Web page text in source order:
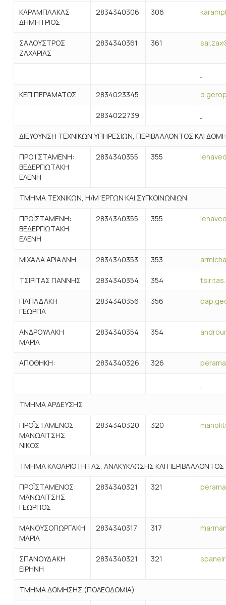
ΚΑΡΑΜΠΛΑΚΑΣ
ΔΗΜΗΤΡΙΟΣ
2834340306 306
ΣΑΛΟΥΣΤΡΟΣ
ΖΑΧΑΡΙΑΣ
2834340361 361
ΚΕΠ ΠΕΡΑΜΑΤΟΣ 2834023345
2834022739
ΔΙΕΥΘΥΝΣΗ ΤΕΧΝΙΚΩΝ ΥΠΗΡΕΣΙΩΝ, ΠΕΡΙΒΑΛΛΟΝΤΟΣ ΚΑΙ
ΠΡΟ’Ι’ΣΤΑΜΕΝΗ:
ΒΕΔΕΡΓΙΩΤΑΚΗ
ΕΛΕΝΗ
2834340355 355
ΤΜΗΜΑ ΤΕΧΝΙΚΩΝ, Η/Μ ΈΡΓΩΝ ΚΑΙ ΣΥΓΚΟΙΝΩΝΙΩΝ
ΠΡΟΪΣΤΑΜΕΝΗ:
ΒΕΔΕΡΓΙΩΤΑΚΗ
ΕΛΕΝΗ
2834340355 355
ΜΙΧΑΛΑ ΑΡΙΑΔΝΗ 2834340353 353
ΤΣΙΡΙΤΑΣ ΓΙΑΝΝΗΣ 2834340354 354
ΠΑΠΑΔΑΚΗ
ΓΕΩΡΓΙΑ
2834340356 356
ΑΝΔΡΟΥΛΑΚΗ
ΜΑΡΙΑ
2834340354 354
ΑΠΟΘΗΚΗ: 2834340326 326
ΤΜΗΜΑ ΑΡΔΕΥΣΗΣ
ΠΡΟΪΣΤΑΜΕΝΟΣ:
ΜΑΝΩΛΙΤΣΗΣ
ΝΙΚΟΣ
2834340320 320
ΤΜΗΜΑ ΚΑΘΑΡΙΟΤΗΤΑΣ, ΑΝΑΚΥΚΛΩΣΗΣ ΚΑΙ ΠΕΡΙΒΑΛΛΟΝΤΟΣ
ΠΡΟΪΣΤΑΜΕΝΟΣ:
ΜΑΝΩΛΙΤΣΗΣ
ΓΕΩΡΓΙΟΣ
2834340321 321
ΜΑΝΟΥΣΟΓΙΩΡΓΑΚΗ
ΜΑΡΙΑ
2834340317 317
ΣΠΑΝΟΥΔΑΚΗ
ΕΙΡΗΝΗ
2834340321 321
ΤΜΗΜΑ ΔΟΜΗΣΗΣ (ΠΟΛΕΟΔΟΜΙΑ)